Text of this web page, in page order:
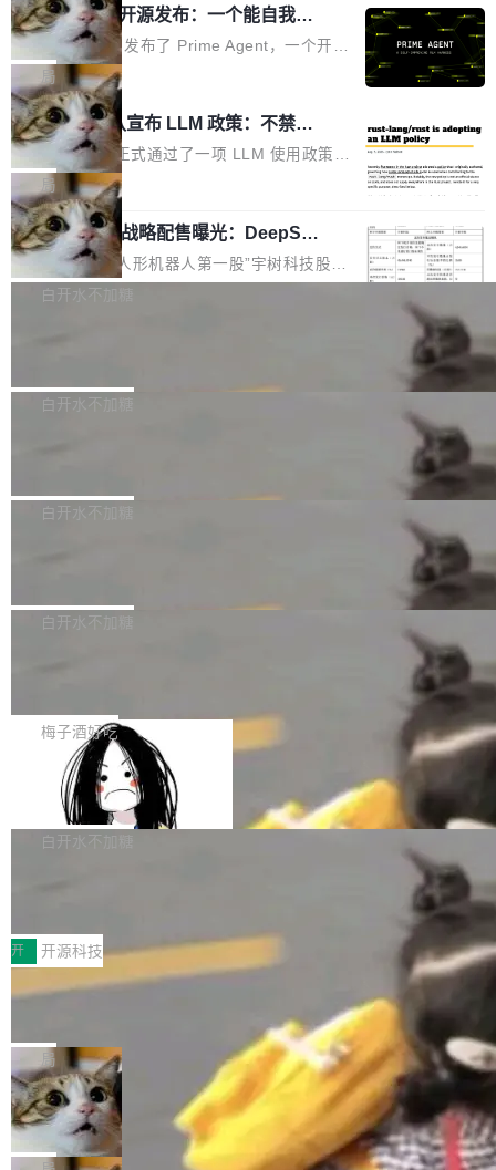
键的是 FA2 的持久性...
（OHDD：OpenHarmony Hardware Develope
r Day）将在杭州启航。活动面向智能硬件产业
链企业和开发者，邀请行业专家与资深技术顾
问，围绕开源鸿蒙技术能力、设备适配、芯片适
配、功耗与稳定性调优、兼容性测评及统一互联
等内容展开系统讲解和实战交流，帮助企业进一
步了解开源鸿蒙在智能...
障无法工作。Pages、Copilot code review、C
opilot coding agent 全部受影响。从检测到完全
恢复，大约 12 小时。 这是 2026 年 8 月的第六
起事故，其中四起与 AI/Copilot 服务相关。 Git
Hub 员工 kdaigle 在 HN 讨论中贴出了一组数
据：2025 年全年 10 亿次 commit。现在，每周
2.75 亿次，全年预计 140 亿次。GitHub...
Prime Agent 开源发布：一个能自我改
进的编程 Agent，ARC-AGI 3 超越人类
专家基线
Prime Intellect 发布了 Prime Agent，一个开源
的编程 Agent Harness，核心设计围绕两个抽
象：Recursive Language Model（RLM）和 C
ontinual Harness。在 ARC-AGI 3 基准测试
上，Prime Agent + Opus 5 的组合达到了 95.
5% RHAE Best@1，超过了 ARC 报告的人类专
家基线 95.4%。 不是又一个 coding agent 包装
器 Prime Agent 的架构和市面上大多数 coding
agent 有本质区别。大多数 agent harness 的设
计是基于早期模型的能力—...
局
Rust 项目团队宣布 LLM 政策：不禁
止，但你要承认哪些代码不是你写的
Rust 语言项目正式通过了一项 LLM 使用政策，
覆盖 rust-lang/rust 单一仓库的代码贡献。这不
是项目级别的官方立场，目前由五个团队采纳，
但它可能是主流开源项目中关于 AI 辅助贡献最
细致的一份规则。 政策的核心只有一句话：LLM
可以用来分析、提炼、审阅、建议，但不能用来
不得生成涉及安全性的关键变更，除非作者本身
局
宇树科技 IPO 战略配售曝光：DeepSe
ek 获配 93.3 万股，锁定 36 个月
8月6日晚间，“人形机器人第一股”宇树科技股份
有限公司披露IPO发行价格及战略配售结果，杭
36个月。 公告显示，本次宇树科技战略配售对
员工参与设立的专项资产管理计划。其中，Dee
获配9...
白开水不加糖
Bug fixes and enhancements 修复多次传递同
一个回归问题，该问题导致拉取镜像时会拒绝包
题，该问题可能导致在旧版 Linux 内核...
白开水不加糖
e 孵化器项目管理委员会（IPMC）投票中获得
P）！这一里程碑不仅标志着 Fluss 迈入新的发
白开水不加糖
长期停止内容更新，未能实现其作为“AI版维基百
提交的编辑请求也长期处于待处理状态。 Groki
pedia 于去年底上线，定位为由人工智能生成内
容的百科平台，被马斯克视为传统众包百科网站
维基百科的替代方案。Lawfare 调查发现，无论
热门页面还是低关注度页面，均未出现近期更
白开水不加糖
是这样的：配 MessageSource 的 Bean、写 R
eloadableResourceBundleMessageSource、
声明 LocaleResolver、注册 LocaleChangeInt
erceptor…五六步之后才能看到第一行翻译文
本。 Solon 换了个方式。整个 i18n 模块围绕三
梅子酒好吃
Apache Doris 4.1 全面增强 Iceberg：
支持 UPDATE、MERGE INTO 与 Iceb
erg V3
Apache Doris 4.1 要补齐的，正是缺失的那一
半。在已有查询能力的基础上，Doris 进一步支
常维护操作，并完整支持 Iceberg V3 格式。
白开水不加糖
村国家自主创新示范区会议中心开幕。本届大会
由中关村智联软件服务业质量创新联盟主办，以
“智构可信·质创未来——AI原生时代的质量新范
式”为主题，直面AI从实验室走向规模化产业落地
的核心质量命题。会上，《2026智能研发生产力
工具选型手册》发布，Testin云测的Testin XAge
nt智能测试系统入选AI测试领域代表产品。对CI
O而言，这提示了一个转变：AI测试正在从效率
工具升级为企业的质量基础设施。 CIO面对的新
开 开源科技
让非法状态不可表示：一篇关于 ADT
有一种东西，一旦用过就回不去了。Alex Fedos
eev 管它叫"软件设计的基石"。 他说的东西不新
鲜——代数数据类型（ADT），尤其是和类型
（sum type）。但他说清楚了一件事：这不是类
型系统的学术体操，是日常编码的思维方式。 文
章从一个简单的例子切入。一个网站的深色主题
局
Cloudflare 开源内部企业 AI 平台 Clou
dflare OS
Cloudflare 发布了一个开源项目 Cloudflare O
S。如果你只看官方博客，你会觉得这是又一